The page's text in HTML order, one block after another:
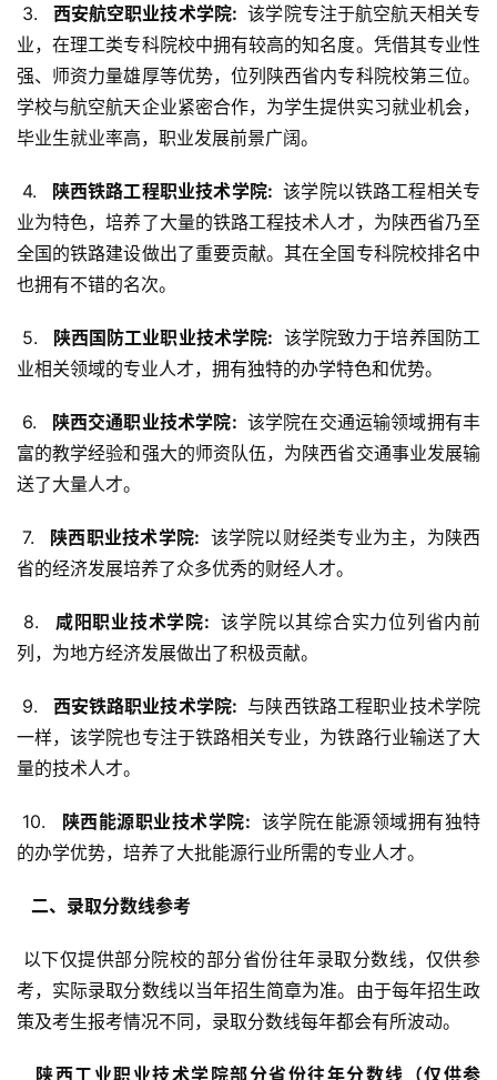
3.
  西安航空职业技术学院:
该学院专注于航空航天相关专
业，在理工类专科院校中拥有较高的知名度。凭借其专业性
强、师资力量雄厚等优势，位列陕西省内专科院校第三位。
学校与航空航天企业紧密合作，为学生提供实习就业机会，
毕业生就业率高，职业发展前景广阔。
4.
  陕西铁路工程职业技术学院:
该学院以铁路工程相关专
业为特色，培养了大量的铁路工程技术人才，为陕西省乃至
全国的铁路建设做出了重要贡献。其在全国专科院校排名中
也拥有不错的名次。
5.
  陕西国防工业职业技术学院:
该学院致力于培养国防工
业相关领域的专业人才，拥有独特的办学特色和优势。
6.
  陕西交通职业技术学院:
该学院在交通运输领域拥有丰
富的教学经验和强大的师资队伍，为陕西省交通事业发展输
送了大量人才。
7.
  陕西职业技术学院:
该学院以财经类专业为主，为陕西
省的经济发展培养了众多优秀的财经人才。
8.
  咸阳职业技术学院:
该学院以其综合实力位列省内前
列，为地方经济发展做出了积极贡献。
9.
  西安铁路职业技术学院:
与陕西铁路工程职业技术学院
一样，该学院也专注于铁路相关专业，为铁路行业输送了大
量的技术人才。
10.
  陕西能源职业技术学院:
该学院在能源领域拥有独特
的办学优势，培养了大批能源行业所需的专业人才。
  二、录取分数线参考
考，实际录取分数线以当年招生简章为准。由于每年招生政
策及考生报考情况不同，录取分数线每年都会有所波动。
  陕西工业职业技术学院部分省份往年分数线（仅供参